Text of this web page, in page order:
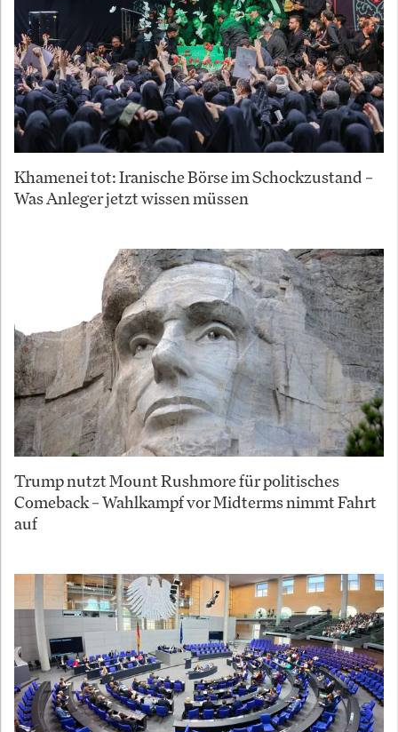
Khamenei tot: Iranische Börse im Schockzustand –
Was Anleger jetzt wissen müssen
Trump nutzt Mount Rushmore für politisches
Comeback – Wahlkampf vor Midterms nimmt Fahrt
auf